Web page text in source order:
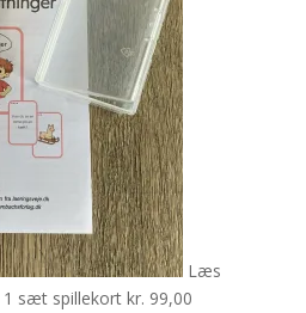
Læs
sæt spillekort kr. 99,00